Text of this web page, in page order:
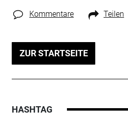
Kommentare Teilen
ZUR STARTSEITE
HASHTAG